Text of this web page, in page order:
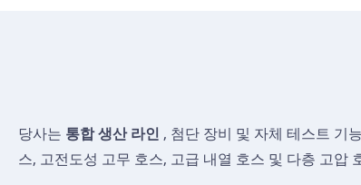
당사는 통합 생산 라인 , 첨단 장비 및 자체 테스트 기
스, 고전도성 고무 호스, 고급 내열 호스 및 다층 고압